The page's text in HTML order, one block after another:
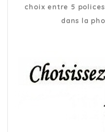
choix entre 5
dans la